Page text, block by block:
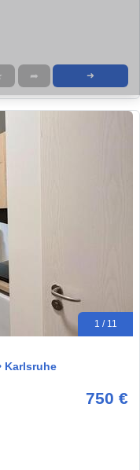
➦ ➜
1 / 11
Karlsruhe
750 €